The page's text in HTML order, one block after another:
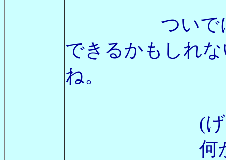
ついでに、
できるかもしれ
ね。
(げんき
何かな？